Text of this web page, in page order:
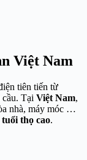
Việt Nam
tiên tiến từ
Tại Việt Nam,
nhà, máy móc …
thọ cao.